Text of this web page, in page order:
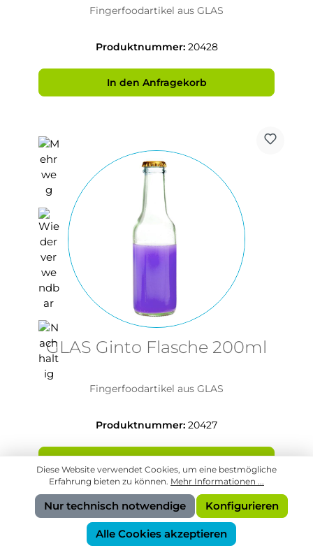
Fingerfoodartikel aus GLAS
Produktnummer: 20428
In den Anfragekorb
GLAS Ginto Flasche 200ml
Fingerfoodartikel aus GLAS
Produktnummer: 20427
Diese Website verwendet Cookies, um eine bestmögliche
Erfahrung bieten zu können. Mehr Informationen ...
Nur technisch notwendige Konfigurieren
Alle Cookies akzeptieren